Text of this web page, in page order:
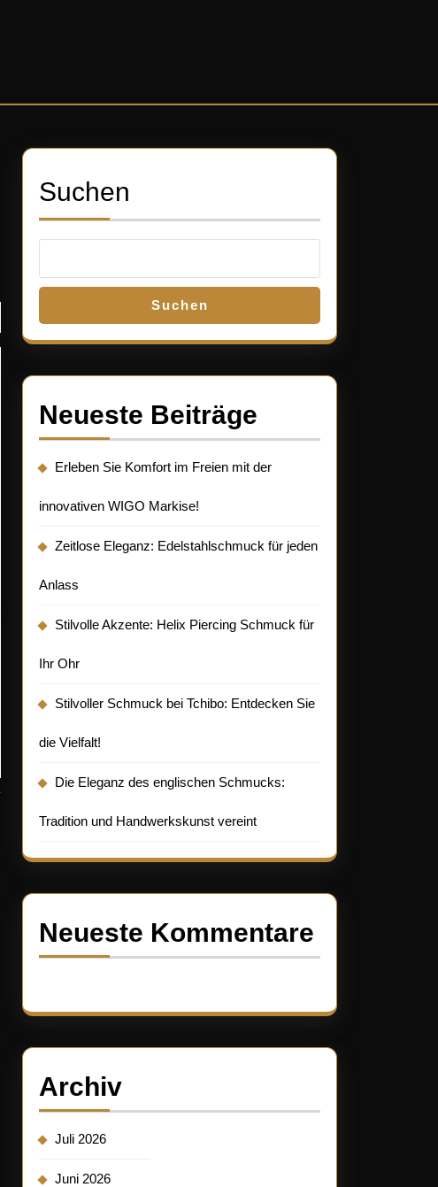
Suchen
Suchen
Neueste Beiträge
Erleben Sie Komfort im Freien mit der
innovativen WIGO Markise!
Zeitlose Eleganz: Edelstahlschmuck für jeden
Anlass
Stilvolle Akzente: Helix Piercing Schmuck für
Ihr Ohr
Stilvoller Schmuck bei Tchibo: Entdecken Sie
die Vielfalt!
Die Eleganz des englischen Schmucks:
Tradition und Handwerkskunst vereint
Neueste Kommentare
Archiv
Juli 2026
Juni 2026